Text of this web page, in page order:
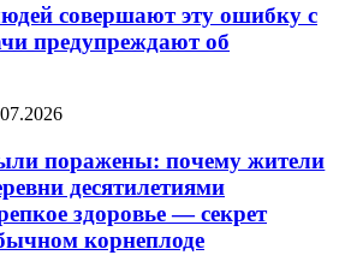
совершают эту ошибку с
предупреждают об
поражены: почему жители
десятилетиями
здоровье — секрет
корнеплоде